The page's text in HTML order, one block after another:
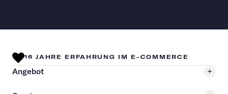
16 JAHRE ERFAHRUNG IM E-COMMERCE
Angebot